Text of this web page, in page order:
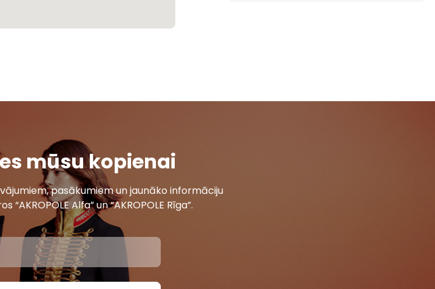
mūsu kopienai
pasākumiem un jaunāko informāciju
Alfa” un “AKROPOLE Rīga”.